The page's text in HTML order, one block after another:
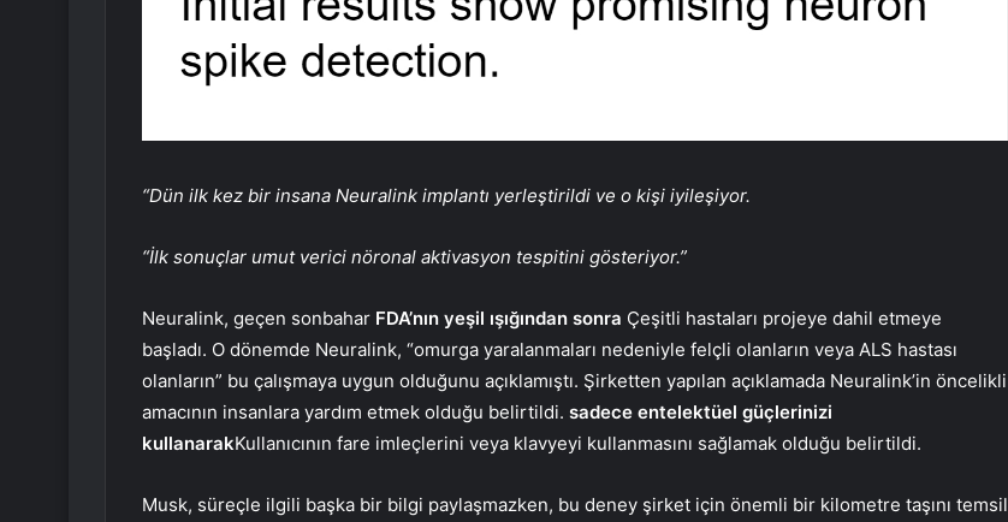
“Dün ilk kez bir insana Neuralink implantı yerleştirildi ve o kişi iyileşiyor.
“İlk sonuçlar umut verici nöronal aktivasyon tespitini gösteriyor.”
Neuralink, geçen sonbahar FDA’nın yeşil ışığından sonra Çeşitli hastaları projeye dahil etmeye
başladı. O dönemde Neuralink, “omurga yaralanmaları nedeniyle felçli olanların veya ALS hastası
olanların” bu çalışmaya uygun olduğunu açıklamıştı. Şirketten yapılan açıklamada Neuralink’in öncelikli
amacının insanlara yardım etmek olduğu belirtildi. sadece entelektüel güçlerinizi
kullanarakKullanıcının fare imleçlerini veya klavyeyi kullanmasını sağlamak olduğu belirtildi.
Musk, süreçle ilgili başka bir bilgi paylaşmazken, bu deney şirket için önemli bir kilometre taşını temsil